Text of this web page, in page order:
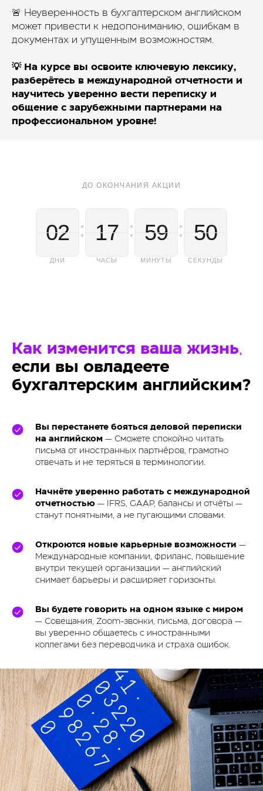
🚨 Неуверенность в бухгалтерском английском
может привести к недопониманию, ошибкам в
документах и упущенным возможностям.
💡 На курсе вы освоите ключевую лексику,
разберётесь в международной отчетности и
научитесь уверенно вести переписку и
общение с зарубежными партнерами на
профессиональном уровне!
ДО ОКОНЧАНИЯ АКЦИИ
02
ДНИ
: 17
ЧАСЫ
: 59
МИНУТЫ
: 50
СЕКУНДЫ
Как изменится ваша жизнь,
если вы овладеете
бухгалтерским английским?
Вы перестанете бояться деловой переписки
на английском — Сможете спокойно читать
письма от иностранных партнёров, грамотно
отвечать и не теряться в терминологии.
Начнёте уверенно работать с международной
отчетностью — IFRS, GAAP, балансы и отчёты —
станут понятными, а не пугающими словами.
Откроются новые карьерные возможности —
Международные компании, фриланс, повышение
внутри текущей организации — английский
снимает барьеры и расширяет горизонты.
Вы будете говорить на одном языке с миром
— Совещания, Zoom-звонки, письма, договора —
вы уверенно общаетесь с иностранными
коллегами без переводчика и страха ошибок.